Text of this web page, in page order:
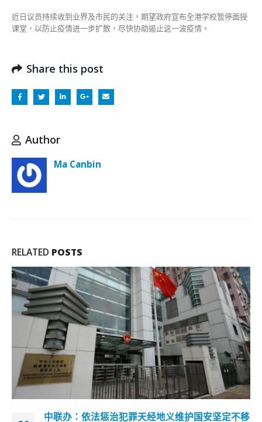
近日议员持续收到业界及市民的关注，期望政府宣布全港学校暂停面授
课堂，以防止疫情进一步扩散，尽快协助遏止这一波疫情。
Share this post
Author
Ma Canbin
RELATED POSTS
香港政府向逸葵楼邻近3460户免费派快速